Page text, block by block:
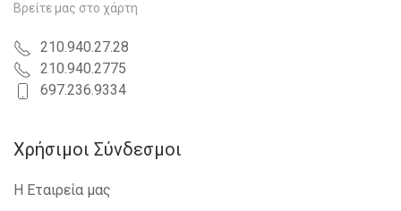
Βρείτε μας στο χάρτη
210.940.27.28
210.940.2775
697.236.9334
Χρήσιμοι Σύνδεσμοι
Η Εταιρεία μας